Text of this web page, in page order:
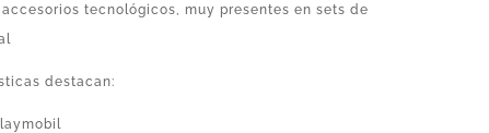
tecnológicos, muy presentes en sets de
destacan: